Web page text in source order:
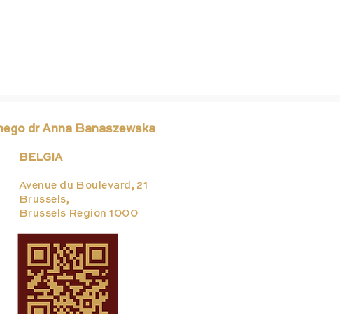
Ministerstwo Zdrowia
wprowadza zmiany zasad
przyznawania nagród dla
nauczycieli akademickich.
BELGIA
Avenue du Boulevard, 21
Brussels,
Brussels Region 1000
dr Anna Banaszewska